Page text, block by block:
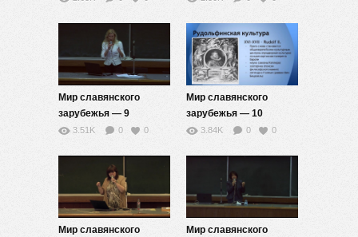
Мир славянского
зарубежья — 9
3.51K 0 0
Мир славянского
зарубежья — 10
3.84K 0 0
Мир славянского
Мир славянского